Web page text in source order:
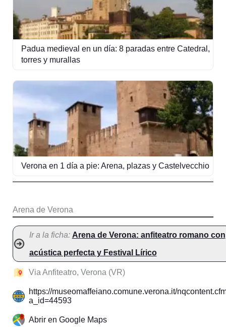
Padua medieval en un día: 8 paradas entre Catedral,
torres y murallas
Verona en 1 día a pie: Arena, plazas y Castelvecchio
Arena de Verona
Ir a la ficha: Arena de Verona: anfiteatro romano con
acústica perfecta y Festival Lírico
Via Anfiteatro, Verona (VR)
https://museomaffeiano.comune.verona.it/
a_id=44593
Abrir en Google Maps